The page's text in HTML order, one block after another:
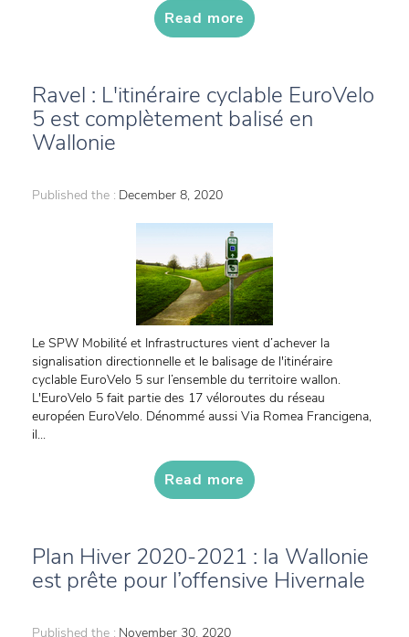
Read more
Ravel : L'itinéraire cyclable EuroVelo
5 est complètement balisé en
Wallonie
Published the : December 8, 2020
Le SPW Mobilité et Infrastructures vient d’achever la
signalisation directionnelle et le balisage de l'itinéraire
cyclable EuroVelo 5 sur l’ensemble du territoire wallon.
L'EuroVelo 5 fait partie des 17 véloroutes du réseau
européen EuroVelo. Dénommé aussi Via Romea Francigena,
il...
Read more
Plan Hiver 2020-2021 : la Wallonie
est prête pour l’offensive Hivernale
Published the : November 30, 2020